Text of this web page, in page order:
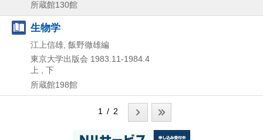
所蔵館130館
生物学
江上信雄, 飯野徹雄編
東京大学出版会 1983.11-1984.4
上 , 下
所蔵館198館
1 / 2